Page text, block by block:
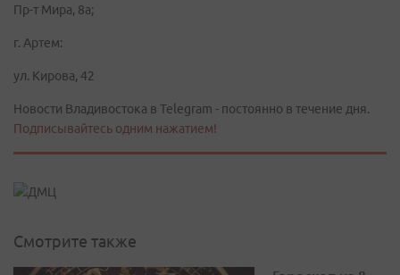
Пр-т Мира, 8а;
г. Артем:
ул. Кирова, 42
Новости Владивостока в Telegram - постоянно в течение дня.
Подписывайтесь одним нажатием!
Смотрите также